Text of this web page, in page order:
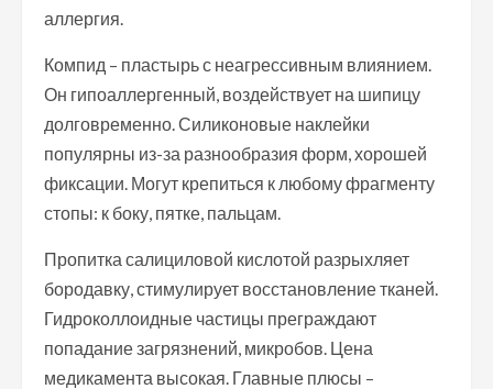
аллергия.
Компид – пластырь с неагрессивным влиянием.
Он гипоаллергенный, воздействует на шипицу
долговременно. Силиконовые наклейки
популярны из-за разнообразия форм, хорошей
фиксации. Могут крепиться к любому фрагменту
стопы: к боку, пятке, пальцам.
Пропитка салициловой кислотой разрыхляет
бородавку, стимулирует восстановление тканей.
Гидроколлоидные частицы преграждают
попадание загрязнений, микробов. Цена
медикамента высокая. Главные плюсы –